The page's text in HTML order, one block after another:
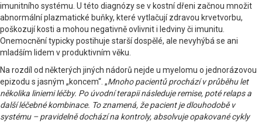
imunitního systému. U této diagnózy se v kostní dřeni začnou množit
abnormální plazmatické buňky, které vytlačují zdravou krvetvorbu,
poškozují kosti a mohou negativně ovlivnit i ledviny či imunitu.
Onemocnění typicky postihuje starší dospělé, ale nevyhýbá se ani
mladším lidem v produktivním věku.
Na rozdíl od některých jiných nádorů nejde u myelomu o jednorázovou
epizodu s jasným „koncem“. „Mnoho pacientů prochází v průběhu let
několika liniemi léčby. Po úvodní terapii následuje remise, poté relaps a
další léčebné kombinace. To znamená, že pacient je dlouhodobě v
systému – pravidelně dochází na kontroly, absolvuje opakované cykly